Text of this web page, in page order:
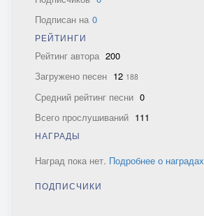
Подписан на 0
РЕЙТИНГИ
Рейтинг автора 200
Загружено песен 12 188
Средний рейтинг песни 0
Всего прослушиваний 111
НАГРАДЫ
Наград пока нет. Подробнее о наградах
ПОДПИСЧИКИ